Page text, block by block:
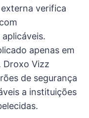
verifica
apenas em
Droxo Vizz
de segurança
a instituições